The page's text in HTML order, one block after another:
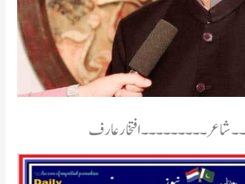
شاعر ۔۔۔۔۔۔۔۔۔ افتخار عارف